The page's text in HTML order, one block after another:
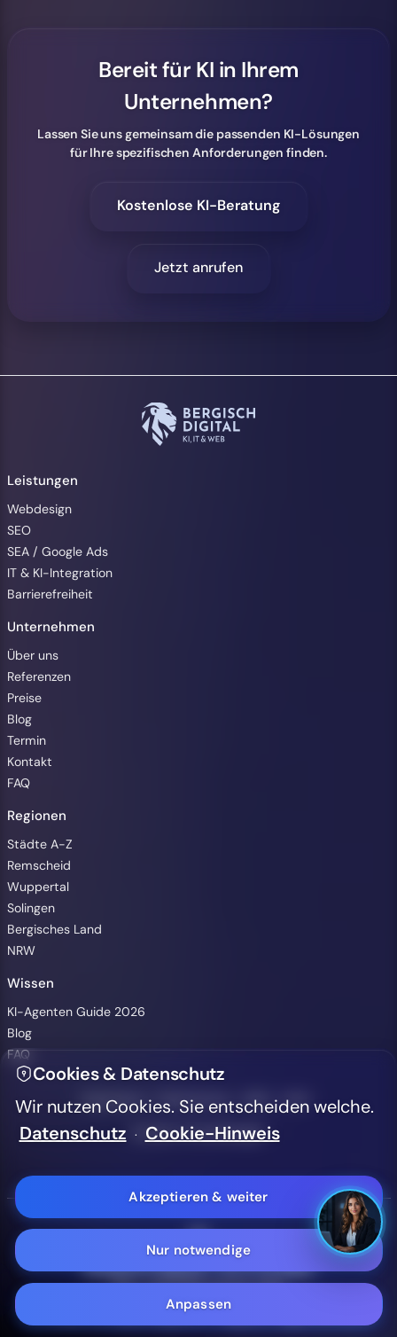
Bereit für KI in Ihrem
Unternehmen?
Lassen Sie uns gemeinsam die passenden KI-Lösungen
für Ihre spezifischen Anforderungen finden.
Kostenlose KI-Beratung
Jetzt anrufen
Leistungen
Webdesign
SEO
SEA / Google Ads
IT & KI-Integration
Barrierefreiheit
Unternehmen
Über uns
Referenzen
Preise
Blog
Termin
Kontakt
FAQ
Regionen
Städte A-Z
Remscheid
Wuppertal
Solingen
Bergisches Land
NRW
Wissen
KI-Agenten Guide 2026
Blog
FAQ
Impressum · Datenschutz · AGB · LLMs
Cookie-Einstellungen
Bergisch Digital - KI, IT & WEB
Tel: +49 2191 56 55 403
info@bergisch-digital-agentur.de
Barrierefreiheit
Animationen pausieren
AaSans Serif Schrift
Barrierefreiheitserklärung
Cookies & Datenschutz
Wir nutzen Cookies. Sie entscheiden welche.
Datenschutz · Cookie-Hinweis
Nur notwendige
Anpassen
Akzeptieren & weiter